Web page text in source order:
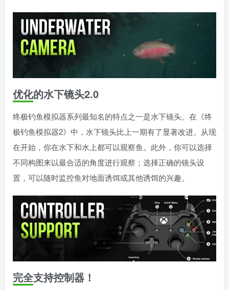
优化的水下镜头2.0
终极钓鱼模拟器系列最知名的特点之一是水下镜头。在《终
极钓鱼模拟器2》中，水下镜头比上一期有了显著改进。从现
在开始，你在水下和水上都可以观察鱼。此外，你可以选择
不同构图来以最合适的角度进行观察；选择正确的镜头设
置，可以随时监控鱼对地面诱饵或其他诱饵的兴趣。
完全支持控制器！